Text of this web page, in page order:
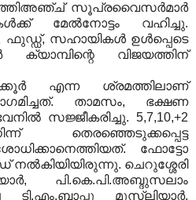
സൂപ്രവൈസര്‍മാര്‍
മേല്‍നോട്ടം വഹിച്ചു.
ഫുഡ്ഡ്, സഹായികള്‍ ഉള്‍പ്പെടെ
വിജയത്തിന്
എന്ന ശ്രമത്തിലാണ്
താമസം, ഭക്ഷണ
സജ്ജീകരിച്ചു. 5,7,10,+2
തെരഞ്ഞെടുക്കപ്പെട്ട
ഫോട്ടോ
നല്‍കിയിയിരുന്നു. ചെറുശ്ശേരി
പി.കെ.പി.അബ്ദുസലാം
ടി.എം.ബാപ്പു മുസ്‌ലിയാര്‍,